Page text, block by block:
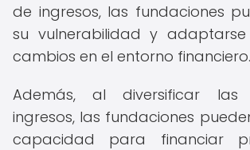
de ingresos, las fundaciones
su vulnerabilidad y
cambios en el entorno financiero.
Además, al diversificar
ingresos, las fundaciones
capacidad para financiar